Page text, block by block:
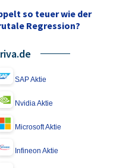
so teuer wie der
Regression?
SAP Aktie
Nvidia Aktie
Microsoft Aktie
Infineon Aktie